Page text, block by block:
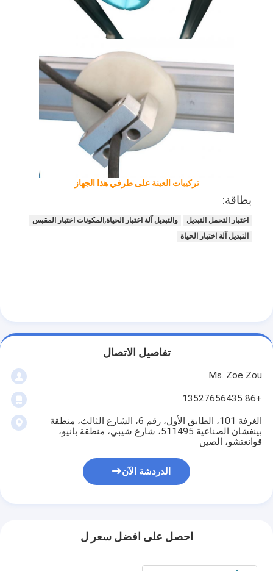
جولة في المصنع
أخبار
مدونة
تركيبات العينة على طرفي هذا الجهاز
بطاقة:
اختبار التحمل التبديل
والتبديل آلة اختبار الحياة,المكونات اختبار المقبس
التبديل آلة اختبار الحياة
تفاصيل الاتصال
Ms. Zoe Zou
+86 13527656435
الغرفة 101، الطابق الأول، رقم 6، الشارع الثالث، منطقة
بينغشان الصناعية 511495، شارع شيبي، منطقة بانيو،
قوانغتشو، الصين
الدردشة الآن
احصل على افضل سعر ل